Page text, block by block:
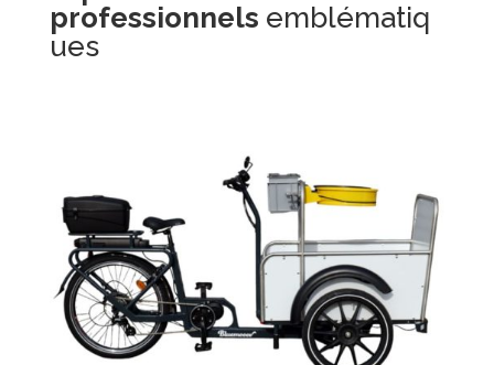
professionnels emblématiq
ues